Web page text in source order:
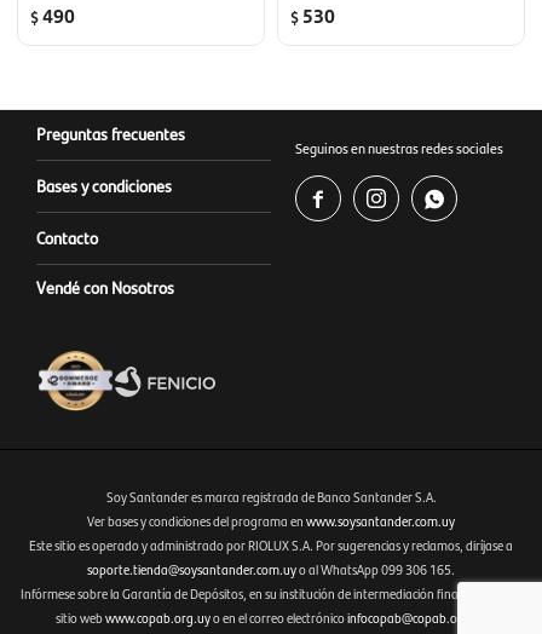
$490 $ 530
Preguntas frecuentes
Bases y condiciones
Contacto
Vendé con Nosotros
Seguinos en nuestras redes sociales
  
Fenicio eCommerce Uruguay
Soy Santander es marca registrada de Banco Santander S.A.
Ver bases y condiciones del programa en www.soysantander.com.uy
Este sitio es operado y administrado por RIOLUX S.A. Por sugerencias y reclamos, diríjase a
soporte.tienda@soysantander.com.uyo al WhatsApp 099 306 165.
Infórmese sobre la Garantía de Depósitos, en su institución de intermediación financiera, en el
sitio webwww.copab.org.uyo en el correo electrónicoinfocopab@copab.org.uy